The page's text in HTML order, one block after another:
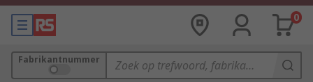
0
Fabrikantnummer